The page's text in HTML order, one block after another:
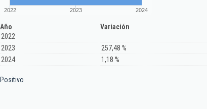
2022 2023 2024
Año
Variación
2022
2023
257,48 %
2024
1,18 %
Positivo